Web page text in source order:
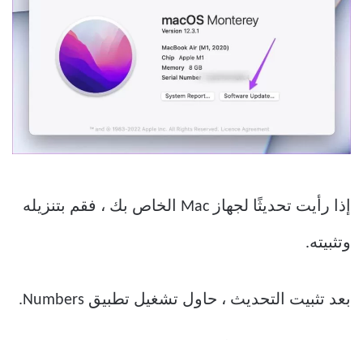
إذا رأيت تحديثًا لجهاز Mac الخاص بك ، فقم بتنزيله
وتثبيته.
بعد تثبيت التحديث ، حاول تشغيل تطبيق Numbers.